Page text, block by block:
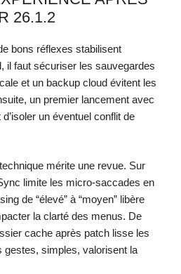
26.1.2
bons réflexes stabilisent
il faut sécuriser les sauvegardes
et un backup cloud évitent les
un premier lancement avec
un éventuel conflit de
mérite une revue. Sur
limite les micro-saccades en
de “élevé” à “moyen” libère
la clarté des menus. De
cache après patch lisse les
gestes, simples, valorisent la